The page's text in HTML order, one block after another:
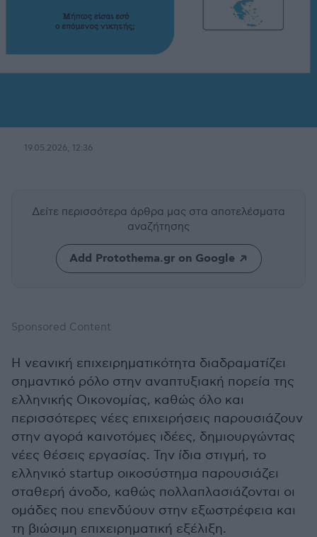
19.05.2026, 12:36
Δείτε περισσότερα άρθρα μας στα αποτελέσματα
αναζήτησης
Add Protothema.gr on Google
Sponsored Content
Η νεανική επιχειρηματικότητα διαδραματίζει
σημαντικό ρόλο στην αναπτυξιακή πορεία της
ελληνικής Οικονομίας, καθώς όλο και
περισσότερες νέες επιχειρήσεις παρουσιάζουν
στην αγορά καινοτόμες ιδέες, δημιουργώντας
νέες θέσεις εργασίας. Την ίδια στιγμή, το
ελληνικό startup οικοσύστημα παρουσιάζει
σταθερή άνοδο, καθώς πολλαπλασιάζονται οι
ομάδες που επενδύουν στην εξωστρέφεια και
τη βιώσιμη επιχειρηματική εξέλιξη.